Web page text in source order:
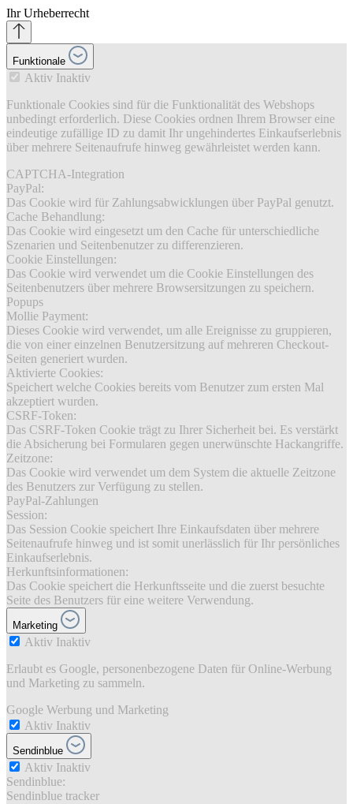
Ihr Urheberrecht
Funktionale
Aktiv Inaktiv
Funktionale Cookies sind für die Funktionalität des Webshops
unbedingt erforderlich. Diese Cookies ordnen Ihrem Browser eine
eindeutige zufällige ID zu damit Ihr ungehindertes Einkaufserlebnis
über mehrere Seitenaufrufe hinweg gewährleistet werden kann.
CAPTCHA-Integration
PayPal:
Das Cookie wird für Zahlungsabwicklungen über PayPal genutzt.
Cache Behandlung:
Das Cookie wird eingesetzt um den Cache für unterschiedliche
Szenarien und Seitenbenutzer zu differenzieren.
Cookie Einstellungen:
Das Cookie wird verwendet um die Cookie Einstellungen des
Seitenbenutzers über mehrere Browsersitzungen zu speichern.
Popups
Mollie Payment:
Dieses Cookie wird verwendet, um alle Ereignisse zu gruppieren,
die von einer einzelnen Benutzersitzung auf mehreren Checkout-
Seiten generiert wurden.
Aktivierte Cookies:
Speichert welche Cookies bereits vom Benutzer zum ersten Mal
akzeptiert wurden.
CSRF-Token:
Das CSRF-Token Cookie trägt zu Ihrer Sicherheit bei. Es verstärkt
die Absicherung bei Formularen gegen unerwünschte Hackangriffe.
Zeitzone:
Das Cookie wird verwendet um dem System die aktuelle Zeitzone
des Benutzers zur Verfügung zu stellen.
PayPal-Zahlungen
Session:
Das Session Cookie speichert Ihre Einkaufsdaten über mehrere
Seitenaufrufe hinweg und ist somit unerlässlich für Ihr persönliches
Einkaufserlebnis.
Herkunftsinformationen:
Das Cookie speichert die Herkunftsseite und die zuerst besuchte
Seite des Benutzers für eine weitere Verwendung.
Marketing
Aktiv Inaktiv
Erlaubt es Google, personenbezogene Daten für Online-Werbung
und Marketing zu sammeln.
Google Werbung und Marketing
Aktiv Inaktiv
Sendinblue
Aktiv Inaktiv
Sendinblue:
Sendinblue tracker